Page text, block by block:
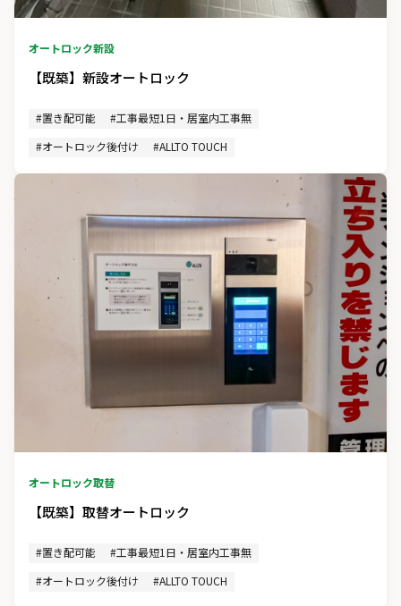
オートロック新設
【既築】新設オートロック
#置き配可能
#工事最短1日・居室内工事無
#オートロック後付け
#ALLTO TOUCH
オートロック取替
【既築】取替オートロック
#置き配可能
#工事最短1日・居室内工事無
#オートロック後付け
#ALLTO TOUCH